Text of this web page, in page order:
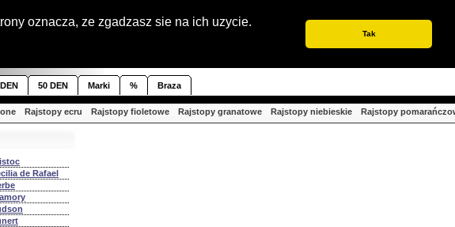
oznacza, ze zgadzasz sie na ich uzycie.
Tak
50 DEN Marki % Braza
Rajstopy ecru Rajstopy fioletowe Rajstopy granatowe Rajstopy niebieskie Rajstopy
de Rafael